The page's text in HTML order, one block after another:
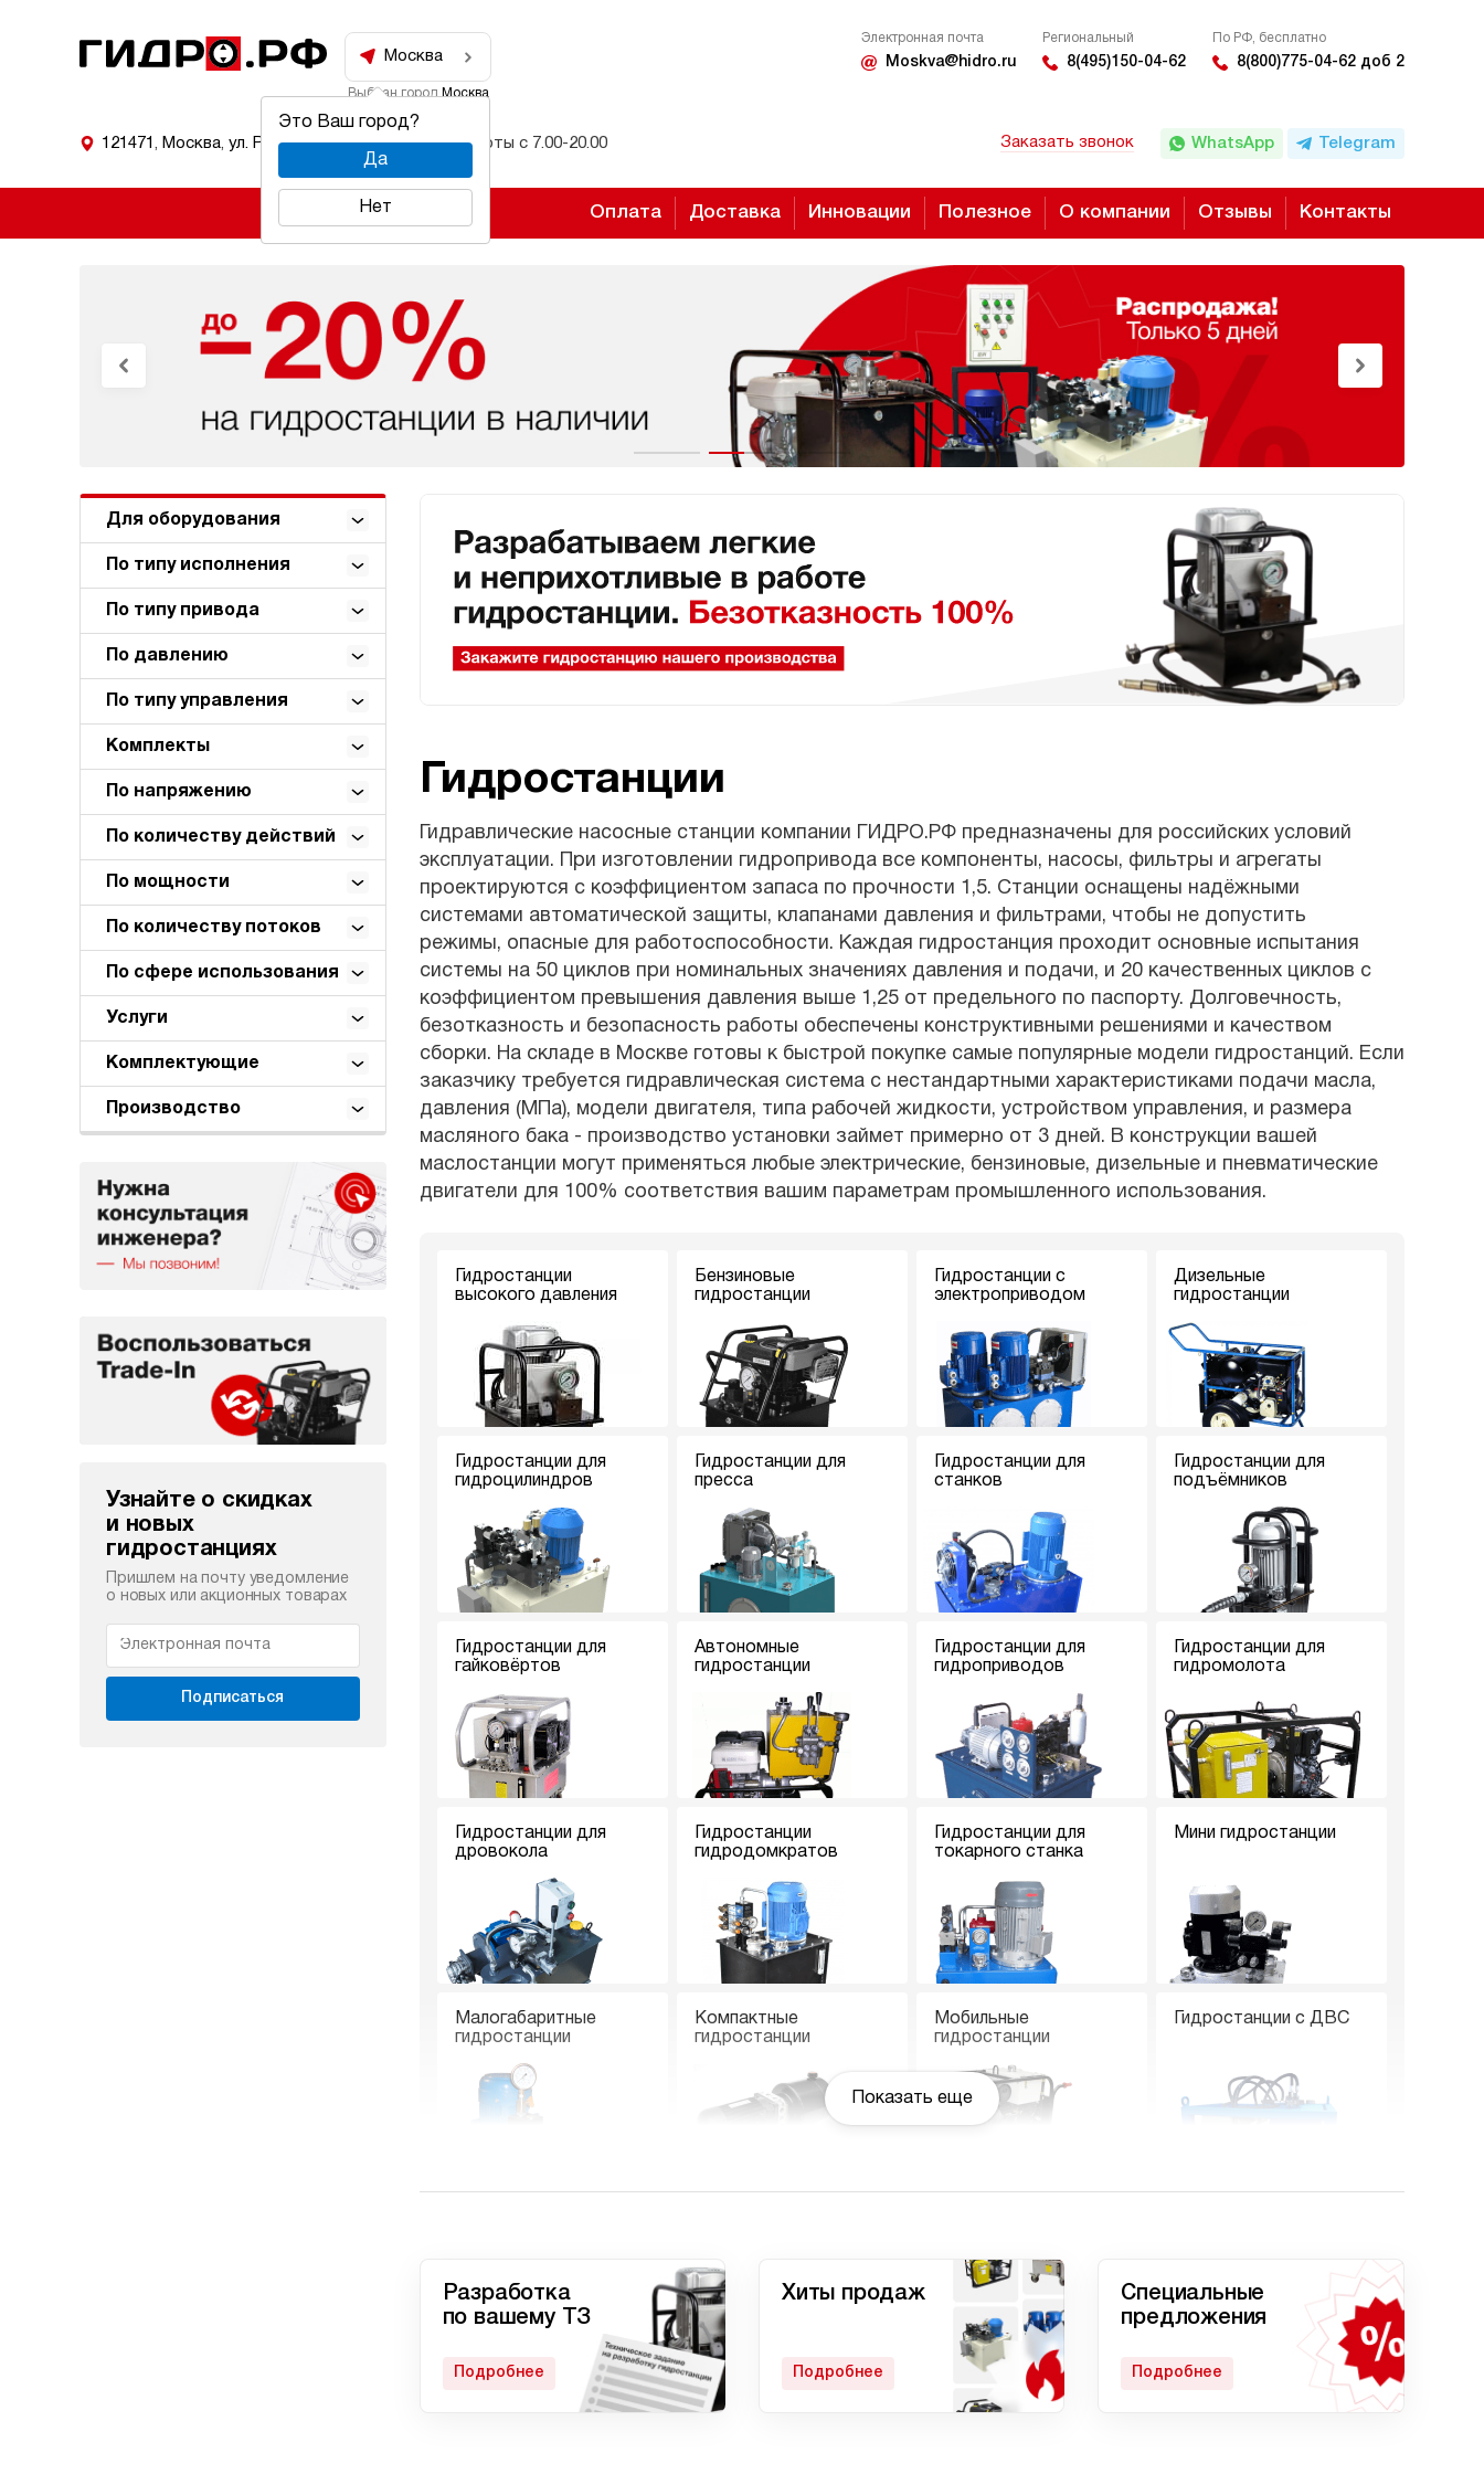
Москва
Это Ваш город?
Да
Нет
Выбран город Москва
Электронная почта
Moskva@hidro.ru
Региональный
8(495)150-04-62
По РФ, бесплатно
8(800)775-04-62 доб 2
121471 Москва ул. Рябиновая 53 Режим работы с 7.00-20.00 Заказать звонок WhatsApp Telegram
Оплата Доставка Инновации Полезное О компании Отзывы Контакты
Для оборудования
По типу исполнения
По типу привода
По давлению
По типу управления
Комплекты
По напряжению
По количеству действий
По мощности
По количеству потоков
По сфере использования
Услуги
Комплектующие
Производство
Узнайте о скидках
и новых
гидростанциях
Пришлем на почту уведомление
о новых или акционных товарах
Подписаться
Гидростанции
Гидравлические насосные станции компании ГИДРО.РФ предназначены для российских условий
эксплуатации. При изготовлении гидропривода все компоненты, насосы, фильтры и агрегаты
проектируются с коэффициентом запаса по прочности 1,5. Станции оснащены надёжными
системами автоматической защиты, клапанами давления и фильтрами, чтобы не допустить
режимы, опасные для работоспособности. Каждая гидростанция проходит основные испытания
системы на 50 циклов при номинальных значениях давления и подачи, и 20 качественных циклов с
коэффициентом превышения давления выше 1,25 от предельного по паспорту. Долговечность,
безотказность и безопасность работы обеспечены конструктивными решениями и качеством
сборки. На складе в Москве готовы к быстрой покупке самые популярные модели гидростанций. Если
заказчику требуется гидравлическая система с нестандартными характеристиками подачи масла,
давления (МПа), модели двигателя, типа рабочей жидкости, устройством управления, и размера
масляного бака - производство установки займет примерно от 3 дней. В конструкции вашей
маслостанции могут применяться любые электрические, бензиновые, дизельные и пневматические
двигатели для 100% соответствия вашим параметрам промышленного использования.
Гидростанции
высокого давления
Бензиновые
гидростанции
Гидростанции с
электроприводом
Дизельные
гидростанции
Гидростанции для
гидроцилиндров
Гидростанции для
пресса
Гидростанции для
станков
Гидростанции для
подъёмников
Гидростанции для
гайковёртов
Автономные
гидростанции
Гидростанции для
гидроприводов
Гидростанции для
гидромолота
Гидростанции для
дровокола
Гидростанции
гидродомкратов
Гидростанции для
токарного станка
Мини гидростанции
Малогабаритные
гидростанции
Компактные
гидростанции
Мобильные
гидростанции
Гидростанции с ДВС
Автоматические
Домкрат 100 тонн с
гидростанцией
Гидростанция
с домкратом
Показать еще
Разработка
по вашему ТЗ
Подробнее
Хиты продаж
Подробнее
Специальные
предложения
Подробнее